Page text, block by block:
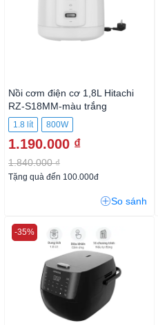
Nồi cơm điện cơ 1,8L Hitachi
RZ-S18MM-màu trắng
1.8 lít 800W
1.190.000 ₫
1.840.000 ₫
Tặng quà đến 100.000đ
So sánh
-35%